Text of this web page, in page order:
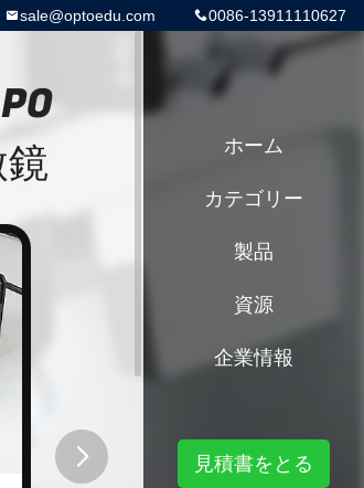
0086-13911110627
sale@optoedu.com
ホーム
カテゴリー
製品
資源
企業情報
見積書をとる